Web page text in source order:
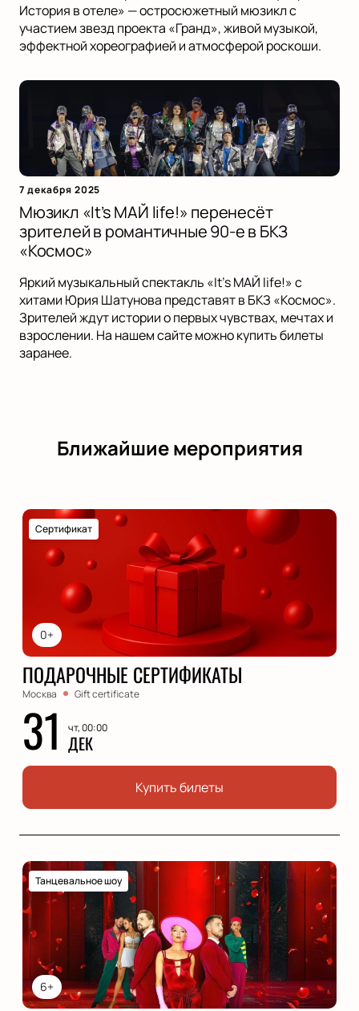
История в отеле» — остросюжетный мюзикл с
участием звезд проекта «Гранд», живой музыкой,
эффектной хореографией и атмосферой роскоши.
7 декабря 2025
Мюзикл «It’s МАЙ life!» перенесёт
зрителей в романтичные 90-е в БКЗ
«Космос»
Яркий музыкальный спектакль «It’s МАЙ life!» с
хитами Юрия Шатунова представят в БКЗ «Космос».
Зрителей ждут истории о первых чувствах, мечтах и
взрослении. На нашем сайте можно купить билеты
заранее.
Ближайшие мероприятия
0+
Сертификат
ПОДАРОЧНЫЕ СЕРТИФИКАТЫ
Москва Gift certificate
31 чт, 00:00
ДЕК
Купить билеты
6+
Танцевальное шоу